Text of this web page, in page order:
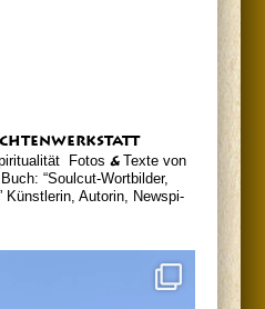
Fotos &Tex­te von
Buch: “Soul­cut-Wort­bil­der,
Künst­le­rin, Autorin, News­pi­